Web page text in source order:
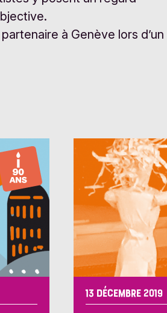
à Genève lors d’un
13 DÉCEMBRE 2019